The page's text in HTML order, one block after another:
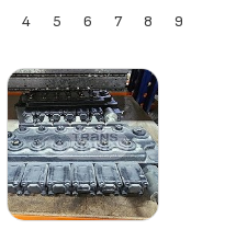
4 5 6 7 8 9